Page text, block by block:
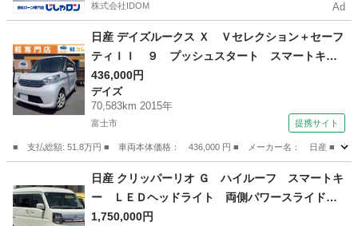
株式会社IDOM Ad
日産 デイズルークス Ｘ Ｖセレクション＋セーフ
ティＩＩ ９ プッシュスタート スマートキ
ー 左側パワースライドドア アイドリングスト
ップ エマージェンシーブレーキ 社外ＡＷ オ
ートエアコン フロアマット バイザー 社外
オーディオ 修復歴無し 保証付き （車検整備
付）
436,000円
デイズ
70,583km 2015年
富士市 提携サイト
■ 支払総額: 51.8万円 ■ 車両本体価格： 436,000 円 ■ メーカー名： 日産 ■ 車
デイズ
日産 クリッパーリオ Ｇ ハイルーフ スマートキ
ー ＬＥＤヘッドライト 両側パワースライドド
ア オートステップ 革巻きハンドル フルオー
1,750,000円